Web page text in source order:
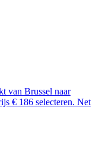
van Brussel naar
€ 186 selecteren. Net